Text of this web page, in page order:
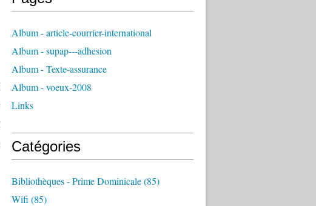
Album - article-courrier-international
Album - supap---adhesion
Album - Texte-assurance
Album - voeux-2008
Links
Catégories
Bibliothèques - Prime Dominicale(85)
Wifi (85)